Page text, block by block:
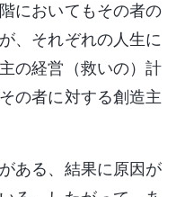
においてもその者の
、それぞれの人生に
の経営（救いの）計
の者に対する創造主
ある、結果に原因が